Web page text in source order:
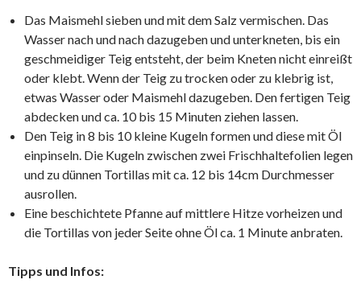
Das Maismehl sieben und mit dem Salz vermischen. Das
Wasser nach und nach dazugeben und unterkneten, bis ein
geschmeidiger Teig entsteht, der beim Kneten nicht einreißt
oder klebt. Wenn der Teig zu trocken oder zu klebrig ist,
etwas Wasser oder Maismehl dazugeben. Den fertigen Teig
abdecken und ca. 10 bis 15 Minuten ziehen lassen.
Den Teig in 8 bis 10 kleine Kugeln formen und diese mit Öl
einpinseln. Die Kugeln zwischen zwei Frischhaltefolien legen
und zu dünnen Tortillas mit ca. 12 bis 14cm Durchmesser
ausrollen.
Eine beschichtete Pfanne auf mittlere Hitze vorheizen und
die Tortillas von jeder Seite ohne Öl ca. 1 Minute anbraten.
Tipps und Infos: